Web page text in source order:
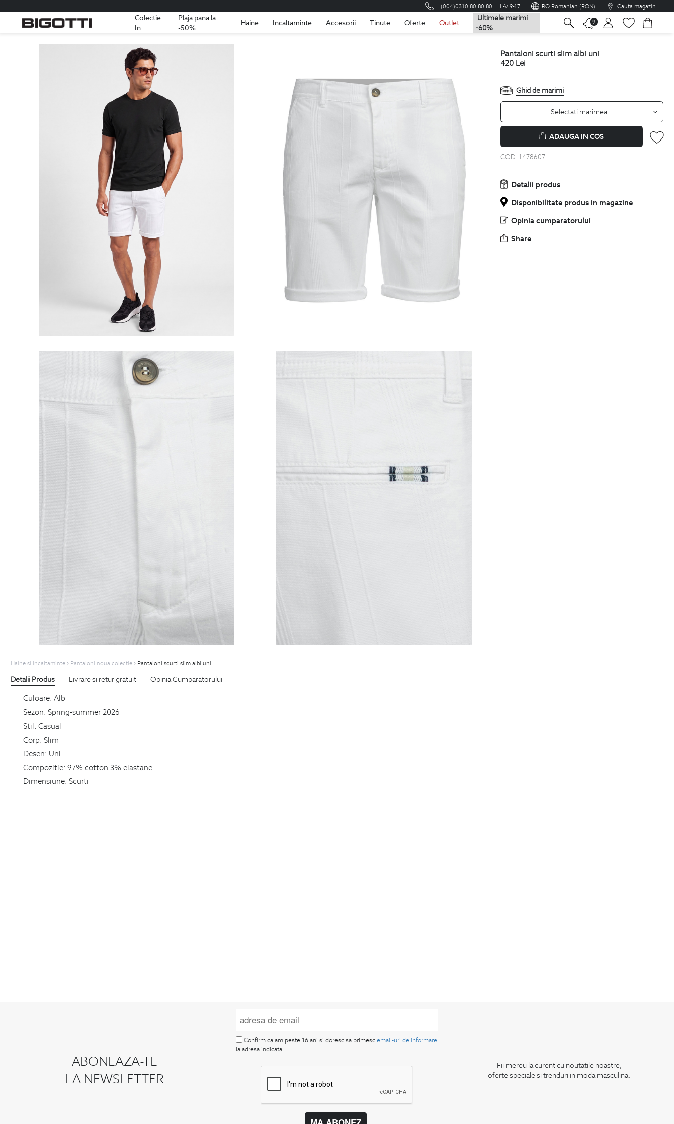
(004)0310 80 80 80 L-V 9-17 RO Romanian (RON) Cauta magazin
Colectie
In
Plaja pana la
-50%
Haine Incaltaminte Accesorii Tinute Oferte Outlet
Ultimele marimi
-60%
9
Romania Romana
pantaloni scurti slim albi uni
420 Lei
Ghid de marimi
Selectati marimea
ADAUGA IN COS
COD: 1478607
Detalii produs
Disponibilitate produs in magazine
Opinia cumparatorului
Share
Haine si Incaltaminte Pantaloni noua colectie Pantaloni scurti slim albi uni
Detalii Produs Livrare si retur gratuit Opinia Cumparatorului
Culoare: Alb
Sezon: Spring-summer 2026
Stil: Casual
Corp: Slim
Desen: Uni
Compozitie: 97% cotton 3% elastane
Dimensiune: Scurti
ABONEAZA-TE
LA NEWSLETTER
Confirm ca am peste 16 ani si doresc sa primescemail-uri de informare
la adresa indicata.
Fii mereu la curent cu noutatile noastre,
oferte speciale si trenduri in moda masculina.